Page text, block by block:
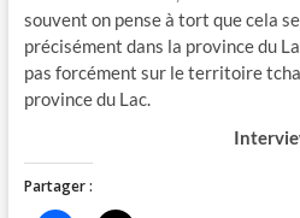
souvent on pense à tort que cela
précisément dans la province du
pas forcément sur le territoire
province du Lac.
Partager :